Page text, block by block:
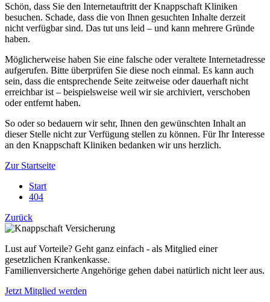
Schön, dass Sie den Internetauftritt der Knappschaft Kliniken
besuchen. Schade, dass die von Ihnen gesuchten Inhalte derzeit
nicht verfügbar sind. Das tut uns leid – und kann mehrere Gründe
haben.
Möglicherweise haben Sie eine falsche oder veraltete Internetadresse
aufgerufen. Bitte überprüfen Sie diese noch einmal. Es kann auch
sein, dass die entsprechende Seite zeitweise oder dauerhaft nicht
erreichbar ist – beispielsweise weil wir sie archiviert, verschoben
oder entfernt haben.
So oder so bedauern wir sehr, Ihnen den gewünschten Inhalt an
dieser Stelle nicht zur Verfügung stellen zu können. Für Ihr Interesse
an den Knappschaft Kliniken bedanken wir uns herzlich.
Zur Startseite
Start
404
Zurück
Lust auf Vorteile? Geht ganz einfach - als Mitglied einer
gesetzlichen Krankenkasse.
Familienversicherte Angehörige gehen dabei natürlich nicht leer aus.
Jetzt Mitglied werden